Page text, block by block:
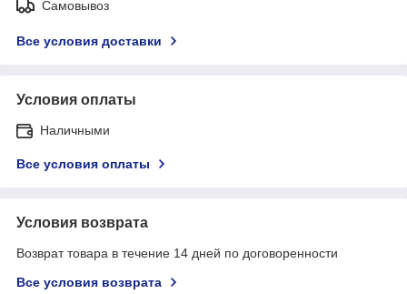
Самовывоз
Все условия доставки
Условия оплаты
Наличными
Все условия оплаты
Условия возврата
Возврат товара в течение 14 дней по договоренности
Все условия возврата